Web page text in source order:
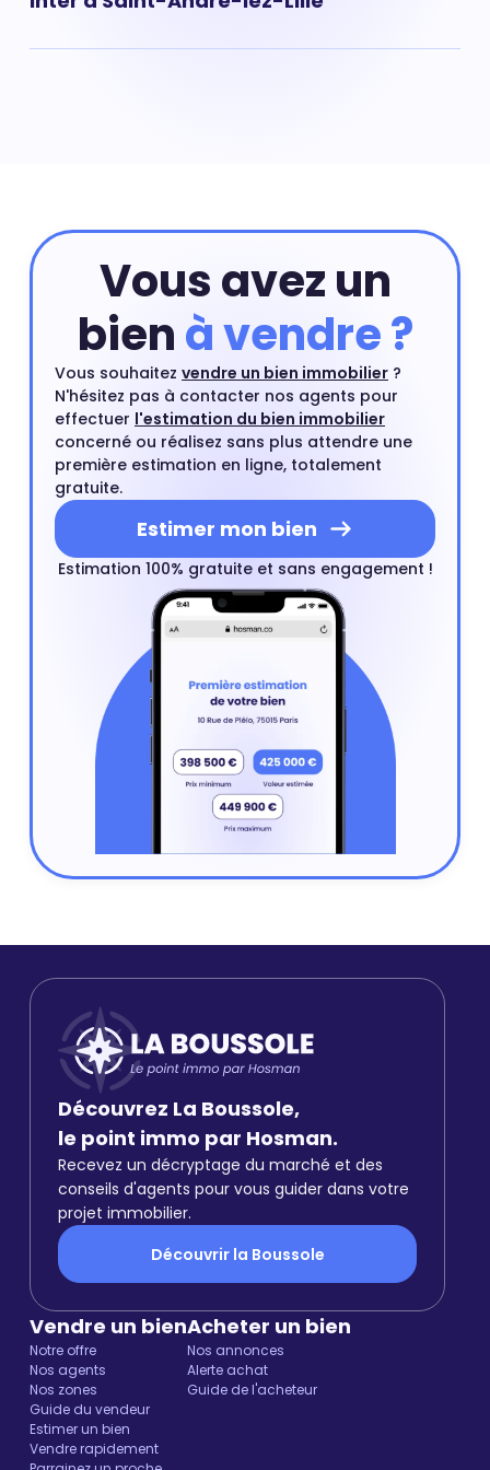
augmenté ces dernières années. Aujourd'hui, il faut
Vous avez un
bienà vendre ?
Vous souhaitez vendre un bien immobilier ?
N'hésitez pas à contacter nos agents pour
effectuer l'estimation du bien immobilier
concerné ou réalisez sans plus attendre une
première estimation en ligne, totalement
gratuite.
Estimer mon bien
Estimation 100% gratuite et sans engagement !
Découvrez La Boussole,
le point immo par Hosman.
Recevez un décryptage du marché et des
conseils d'agents pour vous guider dans votre
projet immobilier.
Découvrir la Boussole
Vendre un bien
Notre offre
Nos agents
Nos zones
Guide du vendeur
Estimer un bien
Vendre rapidement
Acheter un bien
Nos annonces
Alerte achat
Guide de l'acheteur